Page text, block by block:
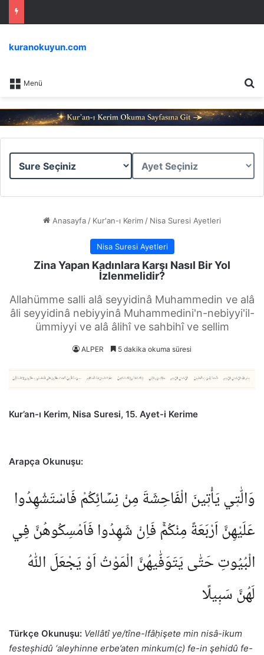
Menü
kuranokuyun.com
Sure
Ayet
Anasayfa / Kur'an-ı Kerim / Nisa Suresi Ayetleri
Nisa Suresi Ayetleri
Zina Yapan Kadınlara Karşı Nasıl Bir Yol
İzlenmelidir?
Allahümme salli alâ seyyidinâ Muhammedin ve alâ
âli seyyidinâ nebiyyinâ Muhammedini'n-nebiyyi'il-
ümmiyyi ve alâ âlihî ve sahbihî ve sellim
ALPER 5 dakika okuma süresi
Kur’an-ı Kerim, Nisa Suresi, 15. Ayet-i Kerime
Arapça Okunuşu:
وَالّٰت۪ي يَأْت۪ينَ الْفَاحِشَةَ مِنْ نِسَٓائِكُمْ فَاسْتَشْهِدُوا
عَلَيْهِنَّ اَرْبَعَةً مِنْكُمْۚ فَاِنْ شَهِدُوا فَاَمْسِكُوهُنَّ فِي
الْبُيُوتِ حَتّٰى يَتَوَفّٰيهُنَّ الْمَوْتُ اَوْ يَجْعَلَ اللّٰهُ
لَهُنَّ سَب۪يلًا
Türkçe Okunuşu: Vellâtî ye/tîne-lfâḥişete min nisâ-ikum
festeșhidû ‘aleyhinne erbe’aten minkum(c) fe-in şehidû fe-